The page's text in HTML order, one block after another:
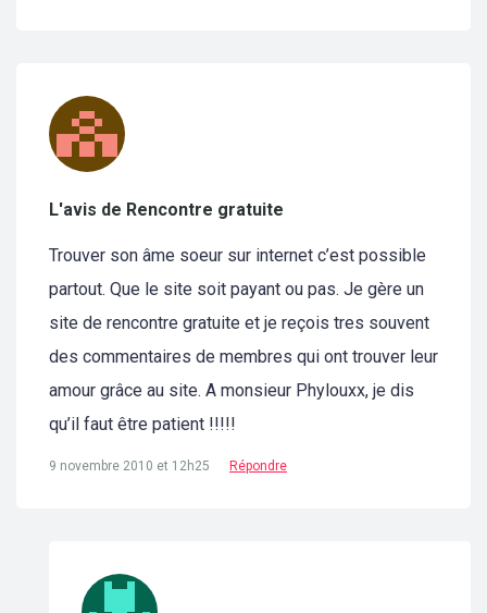
L'avis de Rencontre gratuite
Trouver son âme soeur sur internet c’est possible
partout. Que le site soit payant ou pas. Je gère un
site de rencontre gratuite et je reçois tres souvent
des commentaires de membres qui ont trouver leur
amour grâce au site. A monsieur Phylouxx, je dis
qu’il faut être patient !!!!!
9 novembre 2010 et 12h25 Répondre